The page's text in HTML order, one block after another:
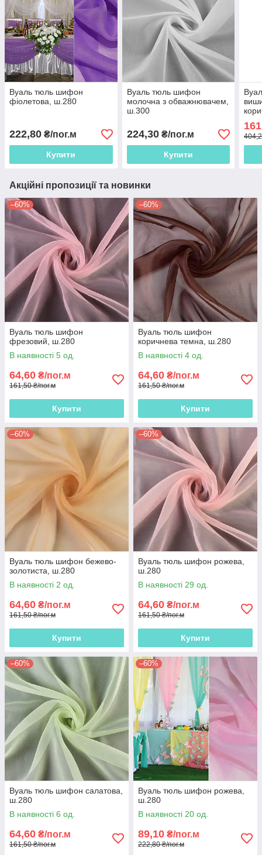
Вуаль тюль шифон
фіолетова, ш.280
222,80 ₴/пог.м
Купити
Вуаль тюль шифон
молочна з обважнювачем,
ш.300
224,30₴/пог.м
Купити
Акційні пропозиції та новинки
–60%
Вуаль тюль шифон
фрезовий, ш.280
В наявності 5 од.
64,60 ₴/пог.м
161,50 ₴/пог.м
Купити
–60%
Вуаль тюль шифон
коричнева темна, ш.280
В наявності 4 од.
64,60 ₴/пог.м
161,50 ₴/пог.м
Купити
–60%
Вуаль тюль шифон бежево-
золотиста, ш.280
В наявності 2 од.
64,60 ₴/пог.м
161,50 ₴/пог.м
Купити
–60%
Вуаль тюль шифон рожева,
ш.280
В наявності 29 од.
64,60 ₴/пог.м
161,50 ₴/пог.м
Купити
–60%
Вуаль тюль шифон салатова,
ш.280
В наявності 6 од.
64,60 ₴/пог.м
161,50 ₴/пог.м
–60%
Вуаль тюль шифон рожева,
ш.280
В наявності 20 од.
89,10 ₴/пог.м
222,80 ₴/пог.м